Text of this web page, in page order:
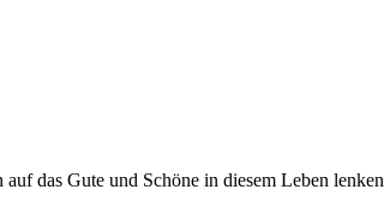
das Gute und Schöne in diesem Leben lenken